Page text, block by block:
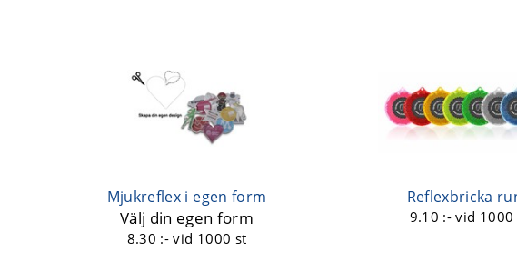
Mjukreflex i egen form
Välj din egen form
8.30 :-vid 1000 st
Reflexbricka
9.10 :-vid 1000